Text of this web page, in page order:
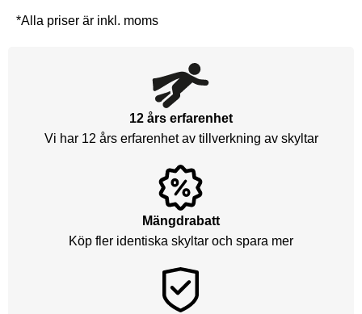
*Alla priser är inkl. moms
12 års erfarenhet
Vi har 12 års erfarenhet av tillverkning av skyltar
Mängdrabatt
Köp fler identiska skyltar och spara mer